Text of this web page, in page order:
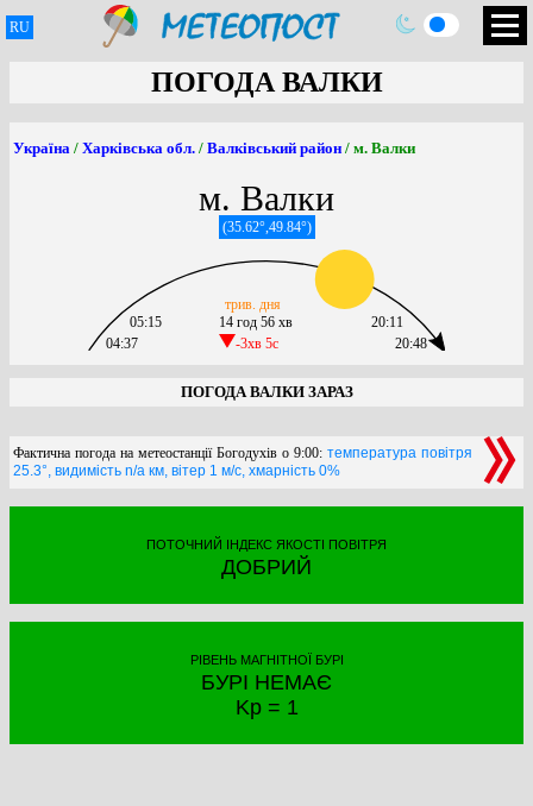
RU
ПОГОДА ВАЛКИ
Україна / Харківська обл. / Валківський район / м. Валки
м. Валки
(35.62°,49.84°)
04:37
05:15
14 год 56 хв
-3хв 5c
трив. дня
20:48
20:11
ПОГОДА ВАЛКИ ЗАРАЗ
Фактична погода на метеостанції Богодухів о 9:00: температура повітря
25.3°, видимість n/a км, вітер 1 м/с, хмарність 0%
ПОТОЧНИЙ ІНДЕКС ЯКОСТІ ПОВІТРЯ
ДОБРИЙ
РІВЕНЬ МАГНІТНОЇ БУРІ
БУРІ НЕМАЄ
Kp = 1